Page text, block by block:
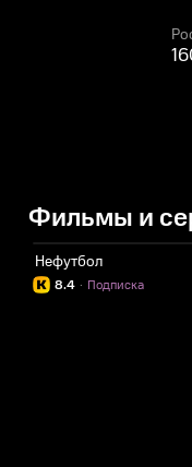
Фильмы и
Нефутбол
8.4 Подписка
·